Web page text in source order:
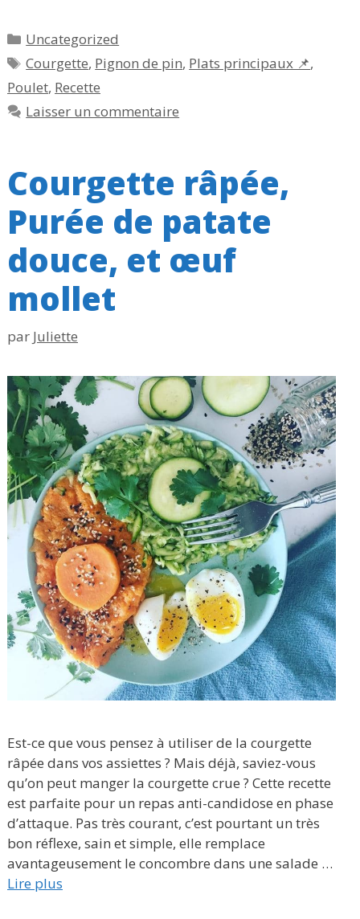
Catégories
Uncategorized
Étiquettes
Courgette, Pignon de pin, Plats principaux 📌,
Poulet, Recette
Laisser un commentaire
Courgette râpée,
Purée de patate
douce, et œuf
mollet
par Juliette
Est-ce que vous pensez à utiliser de la courgette
râpée dans vos assiettes ? Mais déjà, saviez-vous
qu’on peut manger la courgette crue ? Cette recette
est parfaite pour un repas anti-candidose en phase
d’attaque. Pas très courant, c’est pourtant un très
bon réflexe, sain et simple, elle remplace
avantageusement le concombre dans une salade …
Lire plus